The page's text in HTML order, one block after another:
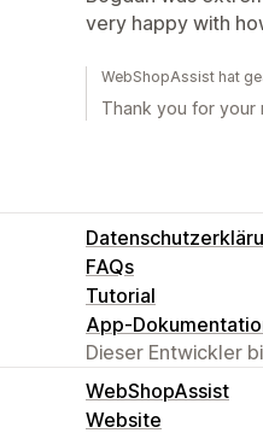
very happy with
WebShopAssist hat
Thank you for your
FAQs
Tutorial
App-
Dieser Entwickler
WebShopAssist
Website